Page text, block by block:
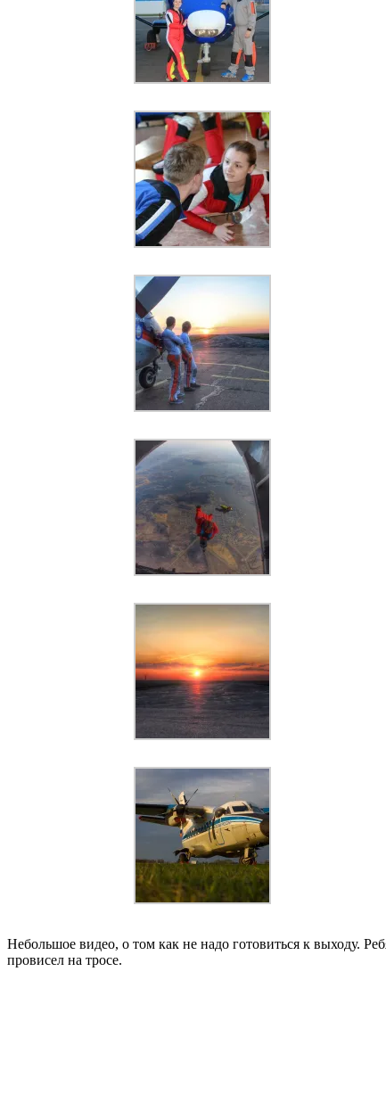
Небольшое видео, о том как не надо готовиться к выходу.
провисел на тросе.